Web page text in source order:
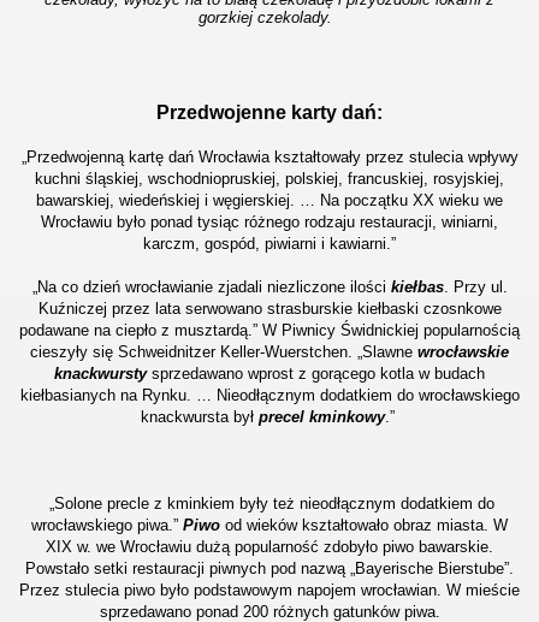
gorzkiej czekolady.
Przedwojenne karty dań:
„Przedwojenną kartę dań Wrocławia kształtowały przez stulecia wpływy
kuchni śląskiej, wschodniopruskiej, polskiej, francuskiej, rosyjskiej,
bawarskiej, wiedeńskiej i węgierskiej. … Na początku XX wieku we
Wrocławiu było ponad tysiąc różnego rodzaju restauracji, winiarni,
karczm, gospód, piwiarni i kawiarni.”
„Na co dzień wrocławianie zjadali niezliczone ilości kiełbas. Przy ul.
Kuźniczej przez lata serwowano strasburskie kiełbaski czosnkowe
podawane na ciepło z musztardą.” W Piwnicy Świdnickiej popularnością
cieszyły się Schweidnitzer Keller-Wuerstchen. „Slawne wrocławskie
knackwurstysprzedawano wprost z gorącego kotla w budach
kiełbasianych na Rynku. … Nieodłącznym dodatkiem do wrocławskiego
knackwursta był precel kminkowy.”
„Solone precle z kminkiem były też nieodłącznym dodatkiem do
wrocławskiego piwa.” Piwo od wieków kształtowało obraz miasta. W
XIX w. we Wrocławiu dużą popularność zdobyło piwo bawarskie.
Powstało setki restauracji piwnych pod nazwą „Bayerische Bierstube”.
Przez stulecia piwo było podstawowym napojem wrocławian. W mieście
sprzedawano ponad 200 różnych gatunków piwa.